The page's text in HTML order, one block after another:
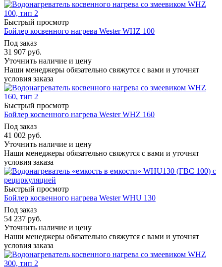
Быстрый просмотр
Бойлер косвенного нагрева Wester WHZ 100
Под заказ
31 907 руб.
Уточнить наличие и цену
Наши менеджеры обязательно свяжутся с вами и уточнят
условия заказа
Быстрый просмотр
Бойлер косвенного нагрева Wester WHZ 160
Под заказ
41 002 руб.
Уточнить наличие и цену
Наши менеджеры обязательно свяжутся с вами и уточнят
условия заказа
Быстрый просмотр
Бойлер косвенного нагрева Wester WHU 130
Под заказ
54 237 руб.
Уточнить наличие и цену
Наши менеджеры обязательно свяжутся с вами и уточнят
условия заказа